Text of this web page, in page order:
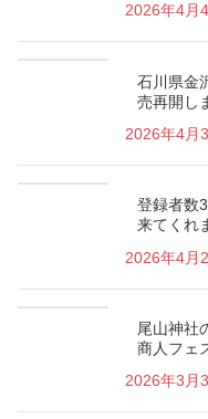
2026年4月
石川県金
売再開し
2026年4月
登録者数
来てくれ
2026年4月
尾山神社
商人フェ
2026年3月